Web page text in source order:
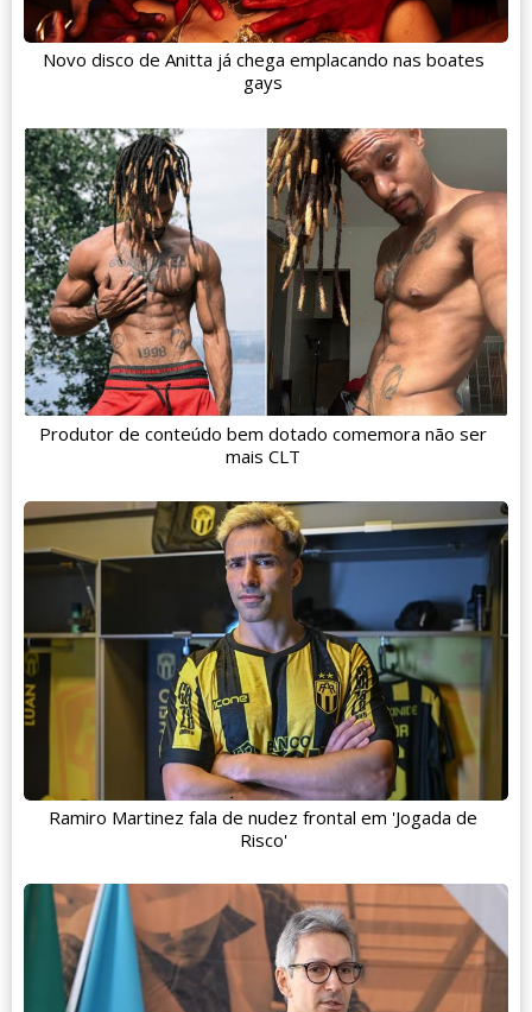
Novo disco de Anitta já chega emplacando nas boates
gays
Produtor de conteúdo bem dotado comemora não ser
mais CLT
Ramiro Martinez fala de nudez frontal em 'Jogada de
Risco'